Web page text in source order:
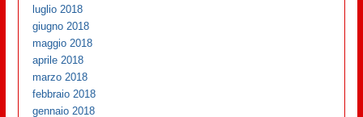
luglio 2018
giugno 2018
maggio 2018
aprile 2018
marzo 2018
febbraio 2018
gennaio 2018